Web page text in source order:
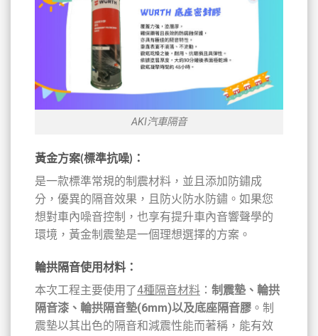
AKI汽車隔音
黃金方案(標準抗噪) ：
是一款標準常規的制震材料，並且添加防鏽成
分，優異的隔音效果，且防火防水防鏽。如果您
想對車內噪音控制，也享有提升車內音響聲學的
環境，黃金制震墊是一個理想選擇的方案。
輪拱隔音使用材料：
本次工程主要使用了4種隔音材料 ： 制震墊、輪拱
隔音漆、輪拱隔音墊(6mm)以及底座隔音膠 。制
震墊以其出色的隔音和減震性能而著稱，能有效